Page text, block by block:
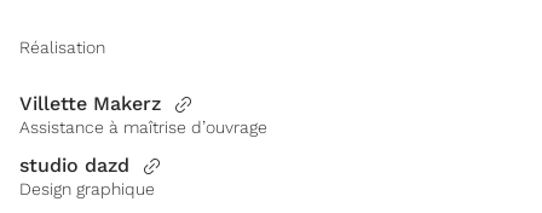
Réalisation
Villette Makerz
Assistance à maîtrise d’ouvrage
studio dazd
Design graphique